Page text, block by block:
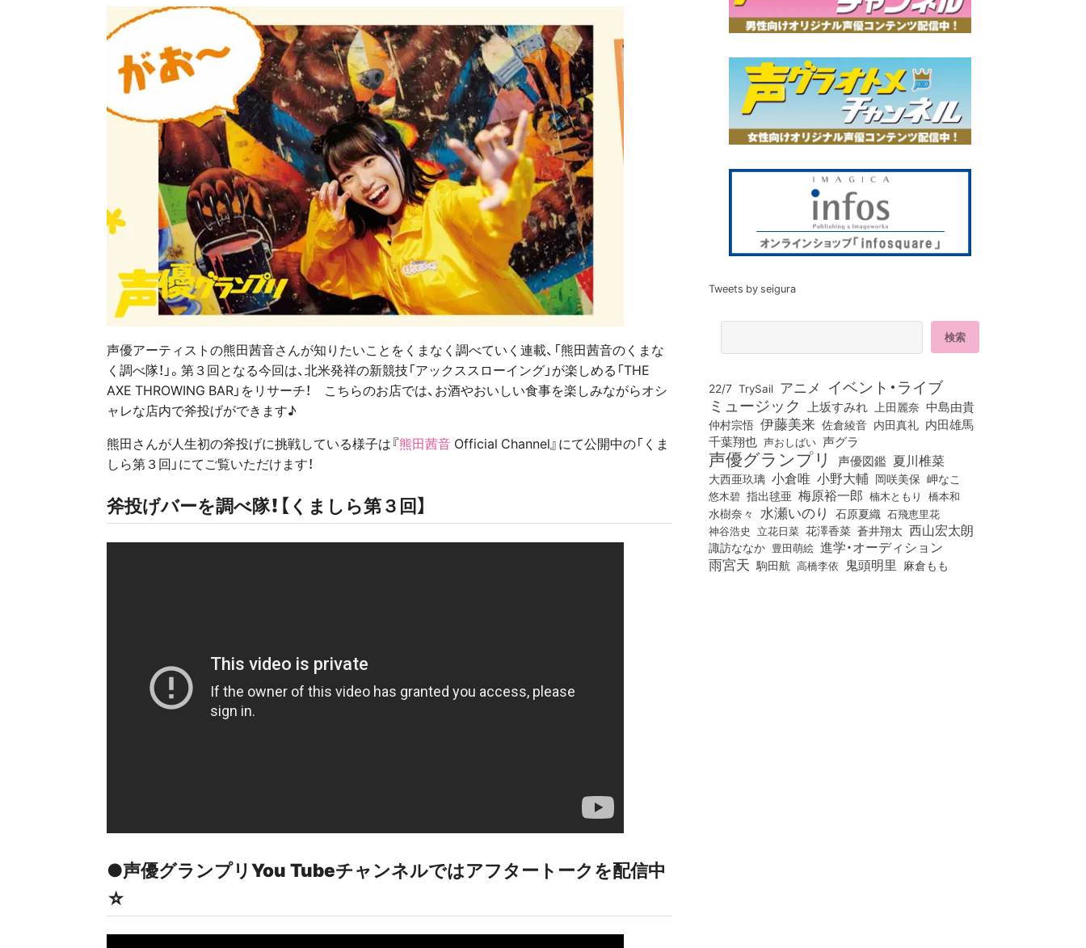
声優アーティストの熊田茜音さんが知りたいことをくまなく調べていく連載、「熊田茜音のくまな
く調べ隊！」。第３回となる今回は、北米発祥の新競技「アックススローイング」が楽しめる「THE
AXE THROWING BAR」をリサーチ！ こちらのお店では、お酒やおいしい食事を楽しみながらオシ
ャレな店内で斧投げができます♪
熊田さんが人生初の斧投げに挑戦している様子は『熊田茜音 Official Channel』にて公開中の「くま
しら第３回」にてご覧いただけます！
斧投げバーを調べ隊！【くましら第３回】
●声優グランプリYou Tubeチャンネルではアフタートークを配信中
☆
Tweets by seigura
22/7 TrySail アニメ イベント・ライブ
ミュージック 上坂すみれ 上田麗奈 中島由貴
仲村宗悟 伊藤美来 佐倉綾音 内田真礼 内田雄馬
千葉翔也 声おしばい 声グラ
声優グランプリ 声優図鑑 夏川椎菜
大西亜玖璃 小倉唯 小野大輔 岡咲美保 岬なこ
悠木碧 指出毬亜 梅原裕一郎 楠木ともり 橋本和
水樹奈々 水瀬いのり 石原夏織 石飛恵里花
神谷浩史 立花日菜 花澤香菜 蒼井翔太 西山宏太朗
諏訪ななか 豊田萌絵 進学・オーディション
雨宮天 駒田航 高橋李依 鬼頭明里 麻倉もも